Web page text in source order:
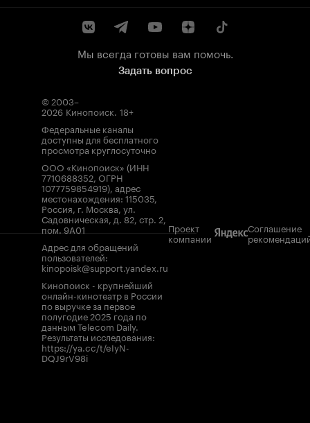
Мы всегда готовы вам помочь.
Задать вопрос
© 2003–
2026 Кинопоиск 18+
Федеральные каналы
доступны для бесплатного
просмотра круглосуточно
ООО «Кинопоиск» (ИНН
7710688352, ОГРН
1077759854919), адрес
местонахождения: 115035,
Россия, г. Москва, ул.
Садовническая, д. 82, стр. 2,
пом. 9А01
Адрес для обращений
пользователей:
kinopoisk@support.yandex.ru
Кинопоиск - крупнейший
онлайн-кинотеатр в России
по выручке за первое
полугодие 2025 года по
данным Telecom Daily.
Результаты исследования:
https://ya.cc/t/eIyN-
DQJ9rV98i
Проект
компании
Соглашение